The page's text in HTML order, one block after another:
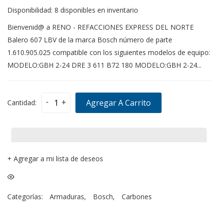
Disponibilidad: 8 disponibles en inventario
Bienvenid@ a RENO - REFACCIONES EXPRESS DEL NORTE
Balero 607 LBV de la marca Bosch número de parte
1.610.905.025 compatible con los siguientes modelos de equipo:
MODELO:GBH 2-24 DRE 3 611 B72 180 MODELO:GBH 2-24...
Cantidad: - + Agregar A Carrito
+ Agregar a mi lista de deseos
Categorías: Armaduras, Bosch,
Carbones